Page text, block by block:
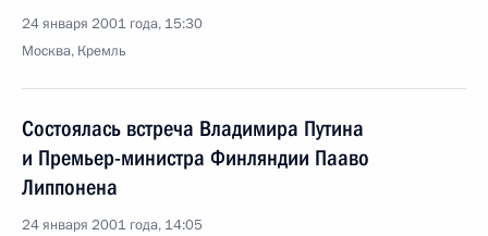
24 января 2001 года, 15:30
Москва, Кремль
Состоялась встреча Владимира Путина
и Премьер-министра Финляндии Пааво
Липпонена
24 января 2001 года, 14:05